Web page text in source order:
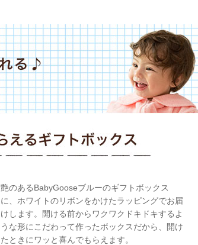
艶のあるBabyGooseブルーのギフトボックス
に、ホワイトのリボンをかけたラッピングでお届
けします。開ける前からワクワクドキドキするよ
うな形にこだわって作ったボックスだから、開け
たときにワッと喜んでもらえます。